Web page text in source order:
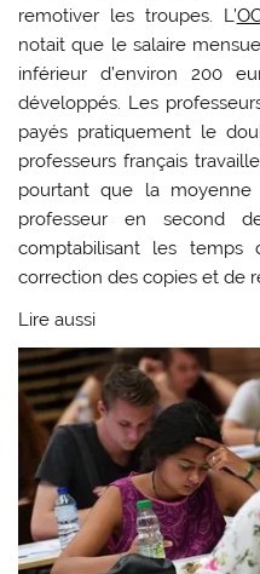
remotiver les troupes. L’
notait que le salaire
inférieur d’environ 200
développés. Les
payés pratiquement le
professeurs français
pourtant que la
professeur en second
comptabilisant les temps
correction des copies et de
Lire aussi